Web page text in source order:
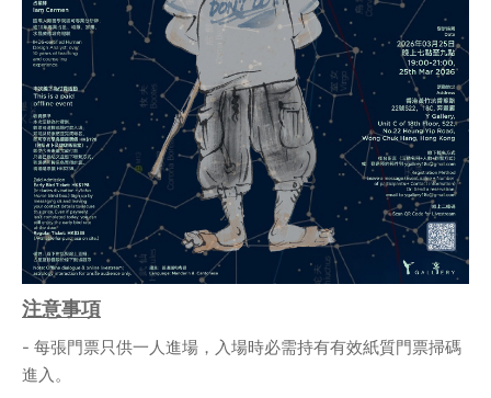
注意事項
- 每張門票只供一人進場，入場時必需持有有效紙質門票掃碼
進入。